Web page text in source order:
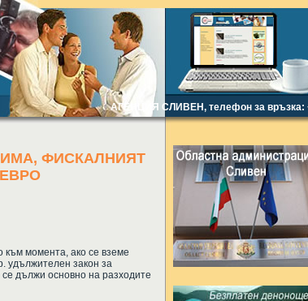
АГЕНЦИЯ СЛИВЕН, телефон за връзка:
ФИСКАЛНИЯТ
момента, ако се вземе
удължителен закон за
дължи основно на разходите